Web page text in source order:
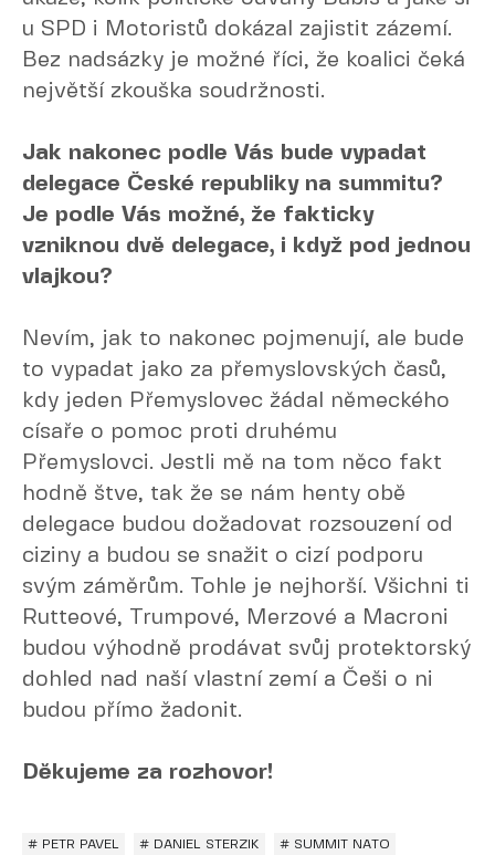
u SPD i Motoristů dokázal zajistit zázemí.
Bez nadsázky je možné říci, že koalici čeká
největší zkouška soudržnosti.
Jak nakonec podle Vás bude vypadat
delegace České republiky na summitu?
Je podle Vás možné, že fakticky
vzniknou dvě delegace, i když pod jednou
vlajkou?
Nevím, jak to nakonec pojmenují, ale bude
to vypadat jako za přemyslovských časů,
kdy jeden Přemyslovec žádal německého
císaře o pomoc proti druhému
Přemyslovci. Jestli mě na tom něco fakt
hodně štve, tak že se nám henty obě
delegace budou dožadovat rozsouzení od
ciziny a budou se snažit o cizí podporu
svým záměrům. Tohle je nejhorší. Všichni ti
Rutteové, Trumpové, Merzové a Macroni
budou výhodně prodávat svůj protektorský
dohled nad naší vlastní zemí a Češi o ni
budou přímo žadonit.
Děkujeme za rozhovor!
# PETR PAVEL # DANIEL STERZIK # SUMMIT NATO